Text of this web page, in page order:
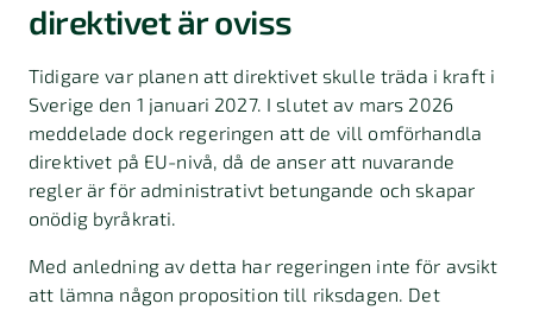
direktivet är oviss
Tidigare var planen att direktivet skulle träda i kraft i
Sverige den 1 januari 2027. I slutet av mars 2026
meddelade dock regeringen att de vill omförhandla
direktivet på EU-nivå, då de anser att nuvarande
regler är för administrativt betungande och skapar
onödig byråkrati.
Med anledning av detta har regeringen inte för avsikt
att lämna någon proposition till riksdagen. Det